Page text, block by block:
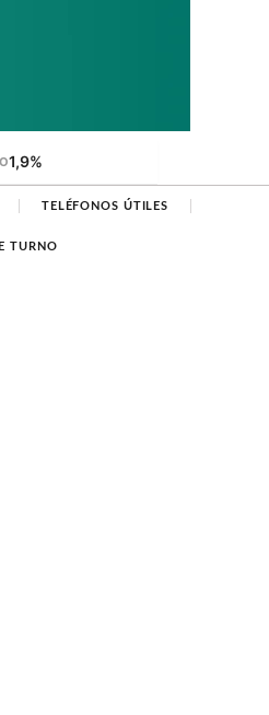
1,9%
TELÉFONOS ÚTILES
TURNO